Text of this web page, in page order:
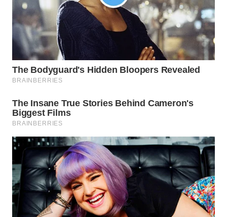
WN
TEBING
TINGGI
WN
PAKPAK
WN
KARAWANG
WN
BEKASI
WN
BOGOR
WN